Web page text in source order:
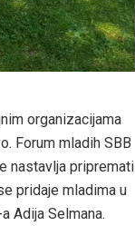
organizacijama
Forum mladih SBB
nastavlja pripremati
pridaje mladima u
Adija Selmana.